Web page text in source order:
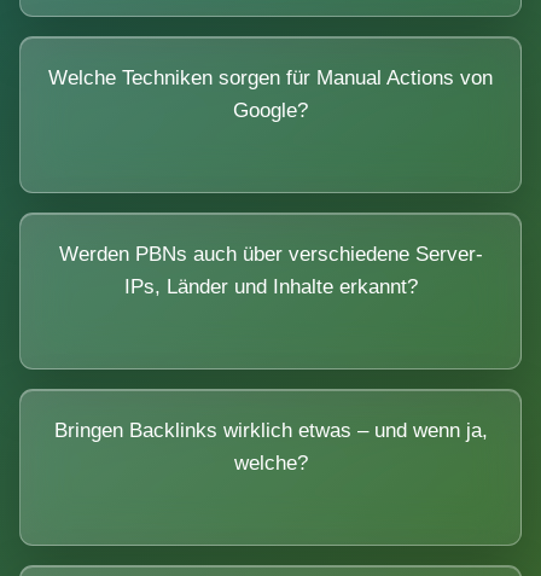
Welche Techniken sorgen für Manual Actions von
Google?
Werden PBNs auch über verschiedene Server-
IPs, Länder und Inhalte erkannt?
Bringen Backlinks wirklich etwas – und wenn ja,
welche?